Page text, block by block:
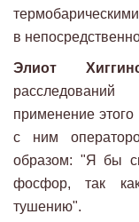
в
Элиот
применение
с ним
образом: "Я бы
фосфор, так
тушению".